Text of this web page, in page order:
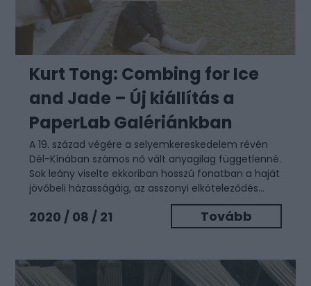
Kurt Tong: Combing for Ice
and Jade – Új kiállítás a
PaperLab Galériánkban
A 19. század végére a selyemkereskedelem révén
Dél-Kínában számos nő vált anyagilag függetlenné.
Sok leány viselte ekkoriban hosszú fonatban a haját
jövőbeli házasságáig, az asszonyi elköteleződés...
2020 / 08 / 21 Tovább